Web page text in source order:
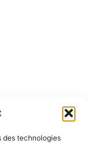
des technologies